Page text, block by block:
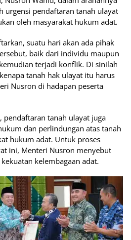
urgensi pendaftaran tanah ulayat
oleh masyarakat hukum adat.
suatu hari akan ada pihak
baik dari individu maupun
terjadi konflik. Di sinilah
tanah hak ulayat itu harus
Nusron di hadapan peserta
pendaftaran tanah ulayat juga
dan perlindungan atas tanah
hukum adat. Untuk proses
ini, Menteri Nusron menyebut
kelembagaan adat.